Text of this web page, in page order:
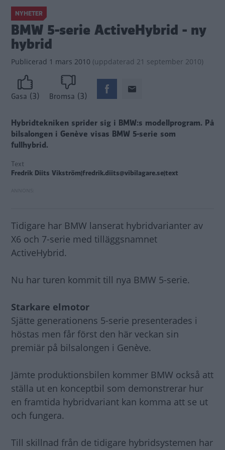
NYHETER
BMW 5-serie ActiveHybrid - ny
hybrid
Publicerad 1 mars 2010 (uppdaterad 21 september 2010)
Gasa (3) Bromsa (3)
Hybridtekniken sprider sig i BMW:s modellprogram. På
bilsalongen i Genève visas BMW 5-serie som
fullhybrid.
Text
Fredrik Diits Vikström|fredrik.diits@vibilagare.se|text
Tidigare har BMW lanserat hybridvarianter av
X6 och 7-serie med tilläggsnamnet
ActiveHybrid.
Nu har turen kommit till nya BMW 5-serie.
Starkare elmotor
Sjätte generationens 5-serie presenterades i
höstas men får först den här veckan sin
premiär på bilsalongen i Genève.
Jämte produktionsbilen kommer BMW också att
ställa ut en konceptbil som demonstrerar hur
en framtida hybridvariant kan komma att se ut
och fungera.
Till skillnad från de tidigare hybridsystemen har